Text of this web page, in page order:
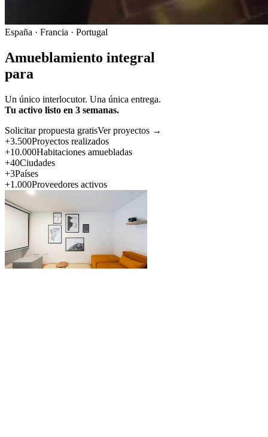
España · Francia · Portugal
Amueblamiento integral
para
Un único interlocutor. Una única entrega.
Tu activo listo en 3 semanas.
Solicitar propuesta gratisVer proyectos →
+3.500Proyectos realizados
+10.000Habitaciones amuebladas
+40Ciudades
+3Países
+1.000Proveedores activos